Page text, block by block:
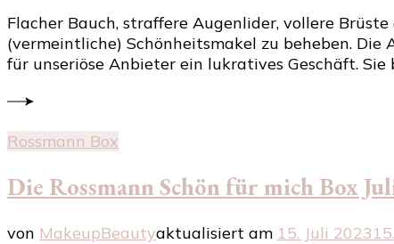
Flacher Bauch, straffere Augenlider, vollere
(vermeintliche) Schönheitsmakel zu beheben.
für unseriöse Anbieter ein lukratives Geschäft.
Rossmann Box
Die Rossmann Schön für mich Box
von MakeupBeautyaktualisiert am 15. Juli 2023